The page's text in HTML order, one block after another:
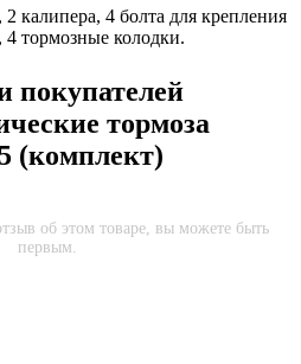
2 калипера, 4 болта для крепления
4 тормозные колодки.
покупателей
тормоза
(комплект)
об этом товаре, вы можете быть
первым.